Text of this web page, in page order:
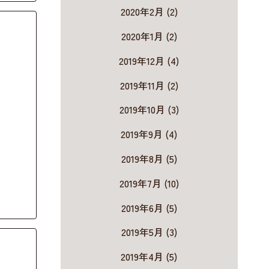
2020年2月 (2)
2020年1月 (2)
2019年12月 (4)
2019年11月 (2)
2019年10月 (3)
2019年9月 (4)
2019年8月 (5)
2019年7月 (10)
2019年6月 (5)
2019年5月 (3)
2019年4月 (5)